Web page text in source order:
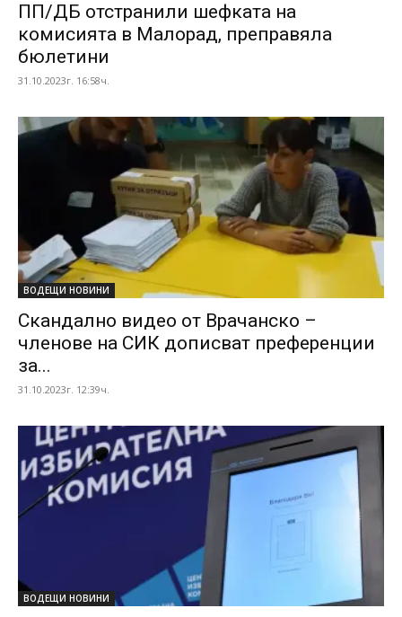
ПП/ДБ отстранили шефката на
комисията в Малорад, преправяла
бюлетини
31.10.2023г. 16:58ч.
ВОДЕЩИ НОВИНИ
Скандално видео от Врачанско –
членове на СИК дописват преференции
за...
31.10.2023г. 12:39ч.
ВОДЕЩИ НОВИНИ